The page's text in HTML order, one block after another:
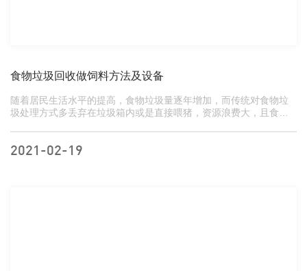
食物垃圾回收做饲料方法及设备
随着居民生活水平的提高，食物垃圾量逐年增加，而传统对食物垃
圾处理方式多丢弃在垃圾箱内或是直接喂猪，资源浪费大，且食物
2021-02-19